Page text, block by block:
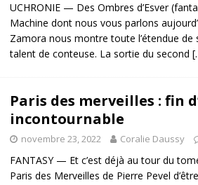
UCHRONIE — Des Ombres d’Esver
Machine dont nous vous parlons
Zamora nous montre toute l’étendue de
talent de conteuse. La sortie du second
Paris des merveilles : fin
incontournable
novembre 23, 2022 Coralie Daussy
FANTASY — Et c’est déjà au tour du
Paris des Merveilles de Pierre Pevel